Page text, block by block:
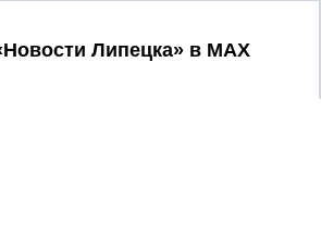
Принять